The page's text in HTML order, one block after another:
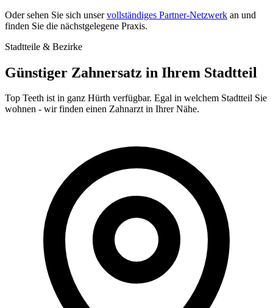
Oder sehen Sie sich unservollständiges Partner-Netzwerk an und
finden Sie die nächstgelegene Praxis.
Stadtteile & Bezirke
Günstiger Zahnersatz in Ihrem Stadtteil
Top Teeth ist in ganz Hürth verfügbar. Egal in welchem Stadtteil Sie
wohnen - wir finden einen Zahnarzt in Ihrer Nähe.